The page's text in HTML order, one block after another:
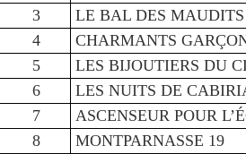
3
LE BAL DES MAUDITS
4
CHARMANTS
5
LES BIJOUTIERS DU
6
LES NUITS DE
7
ASCENSEUR POUR
8
MONTPARNASSE 19